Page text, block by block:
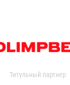
Титульный партнер